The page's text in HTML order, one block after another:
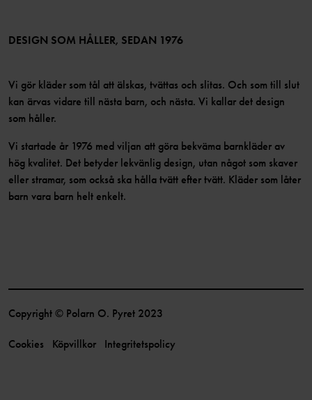
Bli medlem
DESIGN SOM HÅLLER, SEDAN 1976
Vi gör kläder som tål att älskas, tvättas och slitas. Och som till slut
kan ärvas vidare till nästa barn, och nästa. Vi kallar det design
som håller.
Vi startade år 1976 med viljan att göra bekväma barnkläder av
hög kvalitet. Det betyder lekvänlig design, utan något som skaver
eller stramar, som också ska hålla tvätt efter tvätt. Kläder som låter
barn vara barn helt enkelt.
Copyright © Polarn O. Pyret 2023
Cookies Köpvillkor Integritetspolicy